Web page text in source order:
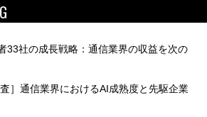
33社の成長戦略：通信業界の収益を次の
査］通信業界におけるAI成熟度と先駆企業